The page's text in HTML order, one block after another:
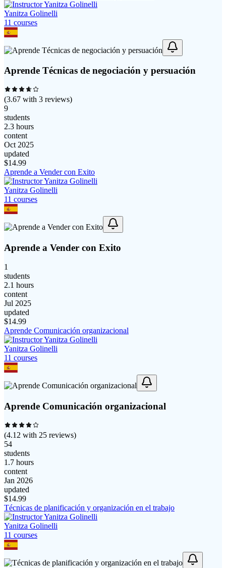
Yanitza Golinelli
11 courses
Aprende Técnicas de negociación y persuación
(3.67 with 3 reviews)
9
students
2.3 hours
content
Oct 2025
updated
$14.99
Aprende a Vender con Exito
Yanitza Golinelli
11 courses
Aprende a Vender con Exito
1
students
2.1 hours
content
Jul 2025
updated
$14.99
Aprende Comunicación organizacional
Yanitza Golinelli
11 courses
Aprende Comunicación organizacional
(4.12 with 25 reviews)
54
students
1.7 hours
content
Jan 2026
updated
$14.99
Técnicas de planificación y organización en el trabajo
Yanitza Golinelli
11 courses